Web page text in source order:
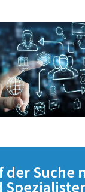
der Suche